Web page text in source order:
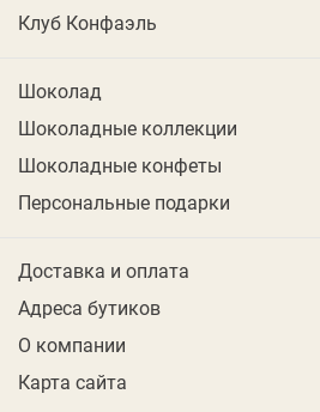
Клуб Конфаэль
Шоколад
Шоколадные коллекции
Шоколадные конфеты
Персональные подарки
Доставка и оплата
Адреса бутиков
О компании
Карта сайта